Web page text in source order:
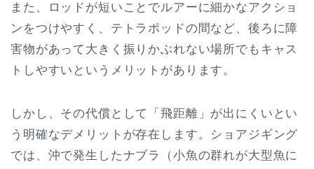
また、ロッドが短いことでルアーに細かなアクショ
ンをつけやすく、テトラポッドの間など、後ろに障
害物があって大きく振りかぶれない場所でもキャス
トしやすいというメリットがあります。
しかし、その代償として「飛距離」が出にくいとい
う明確なデメリットが存在します。ショアジギング
では、沖で発生したナブラ（小魚の群れが大型魚に